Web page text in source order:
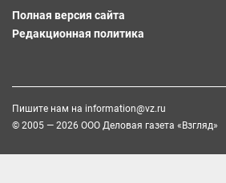
Полная версия сайта
Редакционная политика
Пишите нам на information@vz.ru
© 2005 — 2026 ООО Деловая газета «Взгляд»